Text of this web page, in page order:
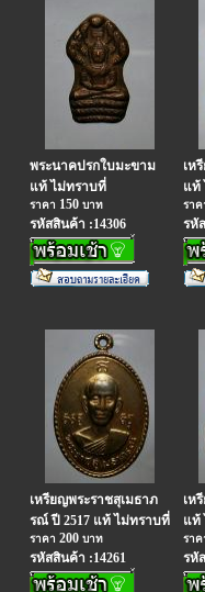
พระนาคปรกใบมะขาม
แท้ ไม่ทราบที่
ราคา 150 บาท
รหัสสินค้า :14306
เห
แท้
รา
รหั
เหรียญพระราชสุเมธาภ
รณ์ ปี 2517 แท้ ไม่ทราบที่
ราคา 200 บาท
รหัสสินค้า :14261
เห
แท้
รา
รหั